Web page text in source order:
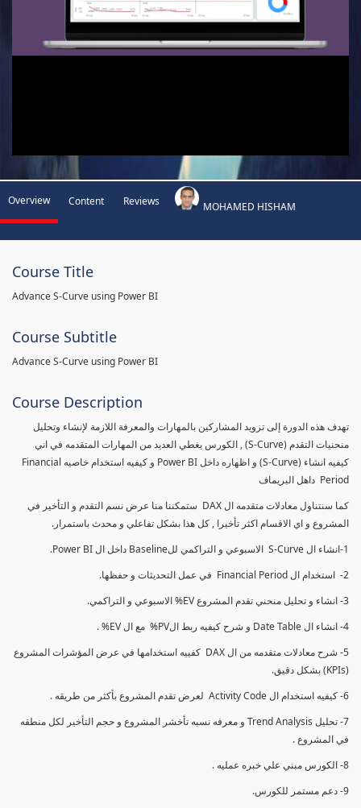
Overview Content Reviews MOHAMED HISHAM
Course Title
Advance S-Curve using Power BI
Course Subtitle
Advance S-Curve using Power BI
Course Description
تهدف هذه الدورة إلى تزويد المشاركين بالمهارات والمعرفة اللازمة لإنشاء وتحليل
منحنيات التقدم (S-Curve) , الكورس يغطي العديد من المهارات المتقدمه في اني
كيفيه انشاء (S-Curve) و اظهاره داخل Power BI و كيفيه استخدام خاصيه Financial
Period داهل البريماف
كما سنتناول معادلات متقدمه ال DAX ستمكننا منا عرض نسم التقدم و التأخير في
المشروع و اي الاقسام اكثر تأخيرا , كل هذا بشكل تفاعلي و محدث باستمرار.
1-انشاء ال S-Curve الاسبوعي و التراكمي للBaseline داخل ال Power BI.
2- استخدام ال Financial Period في عمل التحديثات و حفظها.
3- انشاء و تحليل منحني تقدم المشروع EV% الاسبوعي و التراكمي.
4- انشاء ال Date Table و شرح كيفيه ربط الPV% مع ال EV% .
5- شرح معادلات متقدمه من ال DAX كفييه استخدامها في عرض المؤشرات المشروع
(KPIs) بشكل دقيق.
6- كيفيه استخدام ال Activity Code لعرض تقدم المشروع بأكثر من طريقه .
7- تحليل Trend Analysis و معرفه نسبه تأخشر المشروع و حجم التأخير لكل منطقه
في المشروع .
8- الكورس مبني علي خبره عمليه .
9- دعم مستمر للكورس.